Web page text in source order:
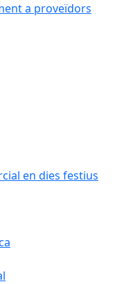
a proveïdors
en dies festius